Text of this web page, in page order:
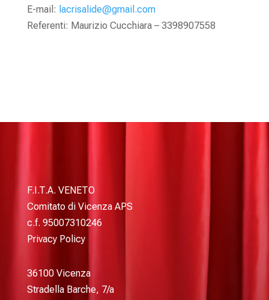
E-mail: lacrisalide@gmail.com
Referenti: Maurizio Cucchiara – 3398907558
F.I.T.A. VENETO
Comitato di Vicenza APS
c.f. 95007310246
Privacy Policy
36100 Vicenza
Stradella Barche, 7/a